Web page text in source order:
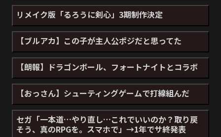
リメイク版「るろうに剣心」3期制作決定
【ブルアカ】この子が主人公ポジだと思ってた
【朗報】ドラゴンボール、フォートナイトとコラボ
【おっさん】シューティングゲームで打線組んだ
セガ「一本道…やり直し…これでいいのか？取り戻
そう、真のRPGを。スマホで」→1年でサ終発表